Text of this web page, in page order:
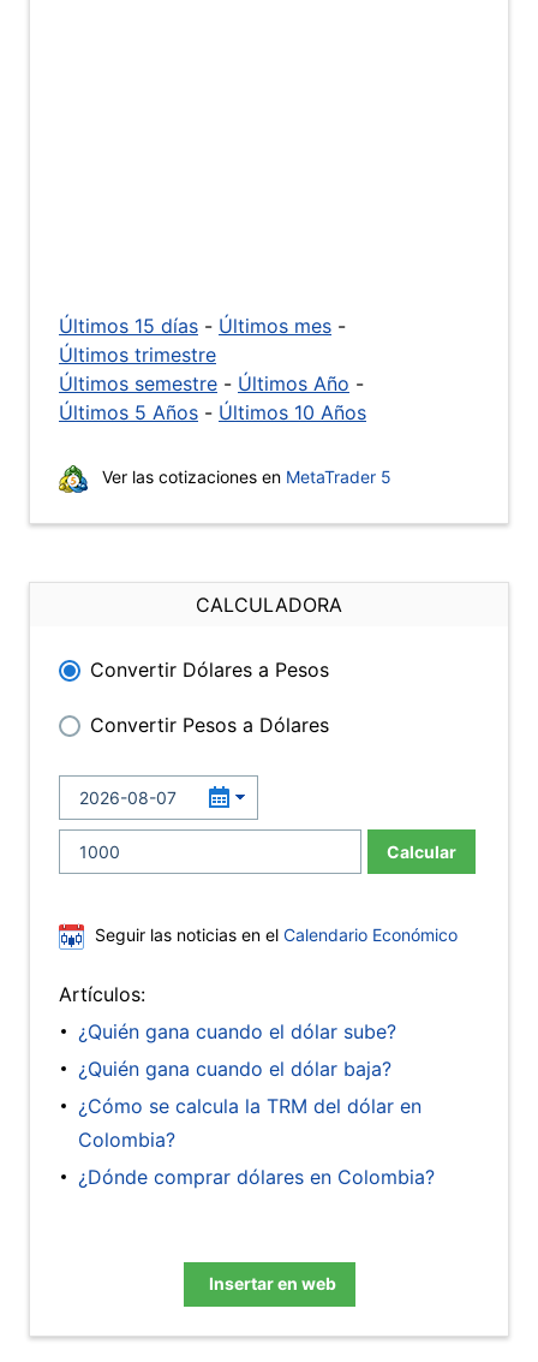
Últimos 15 días - Últimos mes -
Últimos trimestre
Últimos semestre - Últimos Año -
Últimos 5 Años - Últimos 10 Años
Ver las cotizaciones en MetaTrader 5
CALCULADORA
Convertir Dólares a Pesos
Convertir Pesos a Dólares
Calcular
Seguir las noticias en el Calendario Económico
Artículos:
¿Quién gana cuando el dólar sube?
¿Quién gana cuando el dólar baja?
¿Cómo se calcula la TRM del dólar en
Colombia?
¿Dónde comprar dólares en Colombia?
Insertar en web